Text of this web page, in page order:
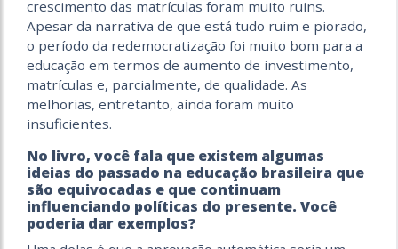
crescimento das matrículas foram muito ruins.
Apesar da narrativa de que está tudo ruim e piorado,
o período da redemocratização foi muito bom para a
educação em termos de aumento de investimento,
matrículas e, parcialmente, de qualidade. As
melhorias, entretanto, ainda foram muito
insuficientes.
No livro, você fala que existem algumas
ideias do passado na educação brasileira que
são equivocadas e que continuam
influenciando políticas do presente. Você
poderia dar exemplos?